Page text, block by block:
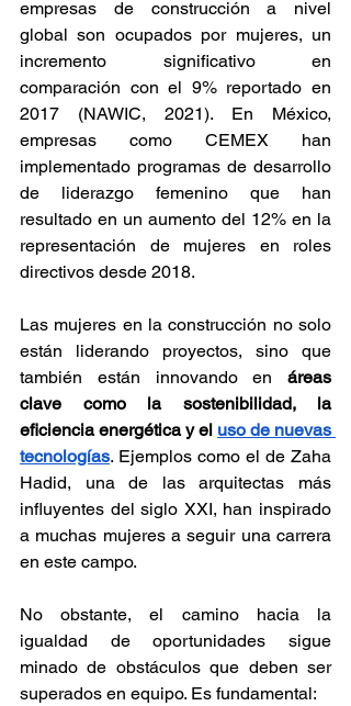
empresas de construcción a nivel
global son ocupados por mujeres, un
incremento significativo en
comparación con el 9% reportado en
2017 (NAWIC, 2021). En México,
empresas como CEMEX han
implementado programas de desarrollo
de liderazgo femenino que han
resultado en un aumento del 12% en la
representación de mujeres en roles
directivos desde 2018.
Las mujeres en la construcción no solo
están liderando proyectos, sino que
también están innovando en áreas
clave como la sostenibilidad, la
eficiencia energética y el uso de nuevas
tecnologías. Ejemplos como el de Zaha
Hadid, una de las arquitectas más
influyentes del siglo XXI, han inspirado
a muchas mujeres a seguir una carrera
en este campo.
No obstante, el camino hacia la
igualdad de oportunidades sigue
minado de obstáculos que deben ser
superados en equipo. Es fundamental: